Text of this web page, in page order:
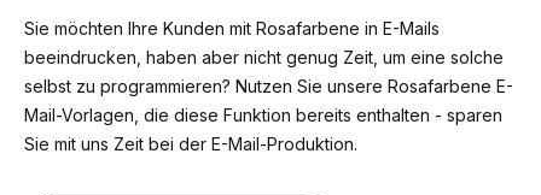
Sie möchten Ihre Kunden mit Rosafarbene in E-Mails
beeindrucken, haben aber nicht genug Zeit, um eine solche
selbst zu programmieren? Nutzen Sie unsere Rosafarbene E-
Mail-Vorlagen, die diese Funktion bereits enthalten - sparen
Sie mit uns Zeit bei der E-Mail-Produktion.